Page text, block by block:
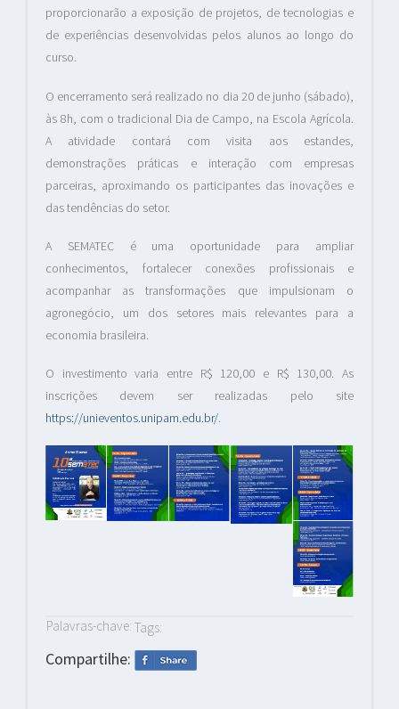
proporcionarão a exposição de projetos, de tecnologias e
de experiências desenvolvidas pelos alunos ao longo do
curso.
O encerramento será realizado no dia 20 de junho (sábado),
às 8h, com o tradicional Dia de Campo, na Escola Agrícola.
A atividade contará com visita aos estandes,
demonstrações práticas e interação com empresas
parceiras, aproximando os participantes das inovações e
das tendências do setor.
A SEMATEC é uma oportunidade para ampliar
conhecimentos, fortalecer conexões profissionais e
acompanhar as transformações que impulsionam o
agronegócio, um dos setores mais relevantes para a
economia brasileira.
O investimento varia entre R$ 120,00 e R$ 130,00. As
inscrições devem ser realizadas pelo site
https://unieventos.unipam.edu.br/.
Palavras-chave: Tags:
Compartilhe: